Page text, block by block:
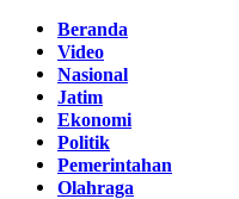
Beranda
Video
Nasional
Jatim
Ekonomi
Politik
Pemerintahan
Olahraga